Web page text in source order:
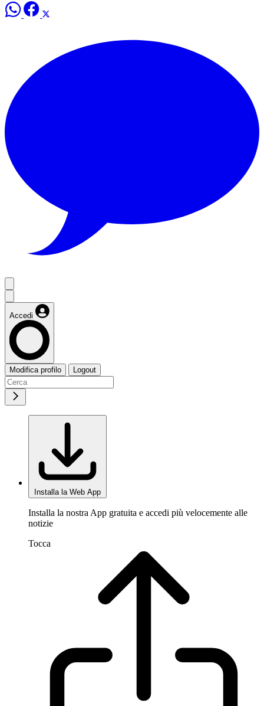
Accedi
Modifica profilo Logout
Installa la Web App
Installa la nostra App gratuita e accedi più velocemente alle
notizie
Tocca